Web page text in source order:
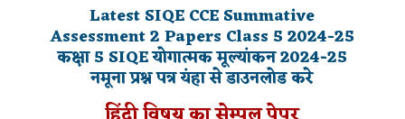
Latest SIQE CCE Summative
Assessment 2 Papers Class 52024-25
कक्षा 5 SIQE योगात्मक मूल्यांकन2024-25
नमूना प्रश्न पत्र यंहा से डाउनलोड करे